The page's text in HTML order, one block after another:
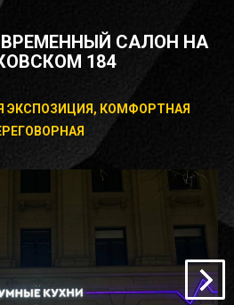
САЛОН НА
184
ЭКСПОЗИЦИЯ, КОМФОРТНАЯ